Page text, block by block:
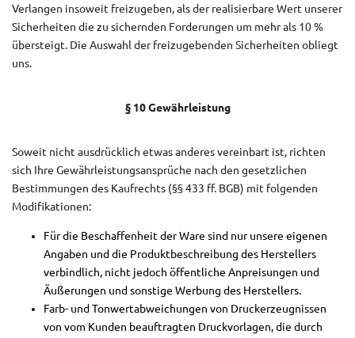
Verlangen insoweit freizugeben, als der realisierbare Wert unserer
Sicherheiten die zu sichernden Forderungen um mehr als 10 %
übersteigt. Die Auswahl der freizugebenden Sicherheiten obliegt
uns.
§ 10 Gewährleistung
Soweit nicht ausdrücklich etwas anderes vereinbart ist, richten
sich Ihre Gewährleistungsansprüche nach den gesetzlichen
Bestimmungen des Kaufrechts (§§ 433 ff. BGB) mit folgenden
Modifikationen:
Für die Beschaffenheit der Ware sind nur unsere eigenen
Angaben und die Produktbeschreibung des Herstellers
verbindlich, nicht jedoch öffentliche Anpreisungen und
Äußerungen und sonstige Werbung des Herstellers.
Farb- und Tonwertabweichungen von Druckerzeugnissen
von vom Kunden beauftragten Druckvorlagen, die durch